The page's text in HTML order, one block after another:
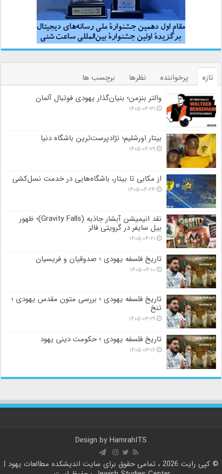
تازه پرخواننده نظرها
برچسب ها
والتر بنزمن؛ بنیان‌گذار یهودی فوتبال آلمان
۱۴۰۵-۰۴-۳۱
بیتار اورشلیم؛ نژادپرست‌ترین باشگاه دنیا
۱۴۰۵-۰۴-۲۹
از مکابی تا بیتار، باشگاه‌هایی در خدمت نسل‌کشی
۱۴۰۵-۰۴-۲۴
نقد انیمیشن آبشار جاذبه (Gravity Falls)؛ ظهور
بیل سایفر در گرویتی فالز
۱۴۰۵-۰۴-۲۱
تاریخ فلسفه یهودی ؛ صدوقیان و فریسیان
۱۴۰۵-۰۴-۱۰
تاریخ فلسفه یهودی ؛ بررسی متون مقدس یهودی ؛
تنخ
۱۴۰۵-۰۳-۲۹
تاریخ فلسفه یهودی ؛ حکومت دینی یهود
۱۴۰۵-۰۳-۱۶
Design by HamrahITS
© کپی رایت 2026 ، تمامی حقوق برای سایت
اندیشکده مطالعات یهود |